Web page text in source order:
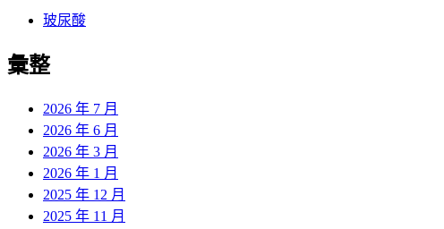
玻尿酸
彙整
2026 年 7 月
2026 年 6 月
2026 年 3 月
2026 年 1 月
2025 年 12 月
2025 年 11 月